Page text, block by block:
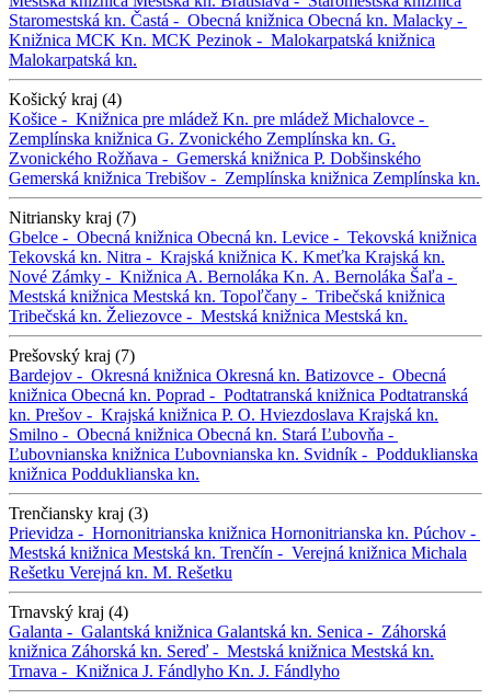
Staromestská kn. Častá - Obecná knižnica Obecná kn. Malacky -
Knižnica MCK Kn. MCK Pezinok - Malokarpatská knižnica
Malokarpatská kn.
Košický kraj (4)
Košice - Knižnica pre mládež Kn. pre mládež Michalovce -
Zemplínska knižnica G. Zvonického Zemplínska kn. G.
Zvonického Rožňava - Gemerská knižnica P. Dobšinského
Gemerská knižnica Trebišov - Zemplínska knižnica Zemplínska kn.
Nitriansky kraj (7)
Gbelce - Obecná knižnica Obecná kn. Levice - Tekovská knižnica
Tekovská kn. Nitra - Krajská knižnica K. Kmeťka Krajská kn.
Nové Zámky - Knižnica A. Bernoláka Kn. A. Bernoláka Šaľa -
Mestská knižnica Mestská kn. Topoľčany - Tribečská knižnica
Tribečská kn. Želiezovce - Mestská knižnica Mestská kn.
Prešovský kraj (7)
Bardejov - Okresná knižnica Okresná kn. Batizovce - Obecná
knižnica Obecná kn. Poprad - Podtatranská knižnica Podtatranská
kn. Prešov - Krajská knižnica P. O. Hviezdoslava Krajská kn.
Smilno - Obecná knižnica Obecná kn. Stará Ľubovňa -
Ľubovnianska knižnica Ľubovnianska kn. Svidník - Podduklianska
knižnica Podduklianska kn.
Trenčiansky kraj (3)
Prievidza - Hornonitrianska knižnica Hornonitrianska kn. Púchov -
Mestská knižnica Mestská kn. Trenčín - Verejná knižnica Michala
Rešetku Verejná kn. M. Rešetku
Trnavský kraj (4)
Galanta - Galantská knižnica Galantská kn. Senica - Záhorská
knižnica Záhorská kn. Sereď - Mestská knižnica Mestská kn.
Trnava - Knižnica J. Fándlyho Kn. J. Fándlyho